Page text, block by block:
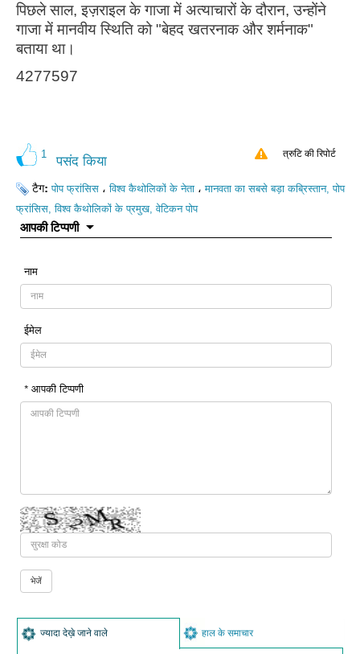
पिछले साल, इज़राइल के गाजा में अत्याचारों के दौरान, उन्होंने
गाजा में मानवीय स्थिति को "बेहद खतरनाक और शर्मनाक"
बताया था।
4277597
1 पसंद किया त्रुटि की रिपोर्ट
टैग:पोप फ्रांसिस ،विश्व कैथोलिकों के नेता ،मानवता का सबसे बड़ा कब्रिस्तान, पोप
फ्रांसिस, विश्व कैथोलिकों के प्रमुख, वेटिकन पोप
आपकी टिप्पणी
नाम
ईमेल
* आपकी टिप्पणी
ज्यादा देख़े जाने वाले हाल के समाचार